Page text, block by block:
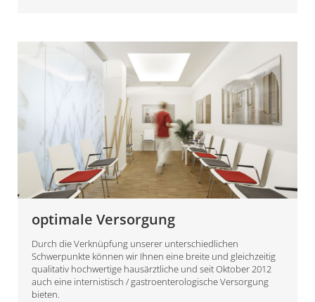
optimale Versorgung
Durch die Verknüpfung unserer unterschiedlichen
Schwerpunkte können wir Ihnen eine breite und gleichzeitig
qualitativ hochwertige hausärztliche und seit Oktober 2012
auch eine internistisch / gastroenterologische Versorgung
bieten.